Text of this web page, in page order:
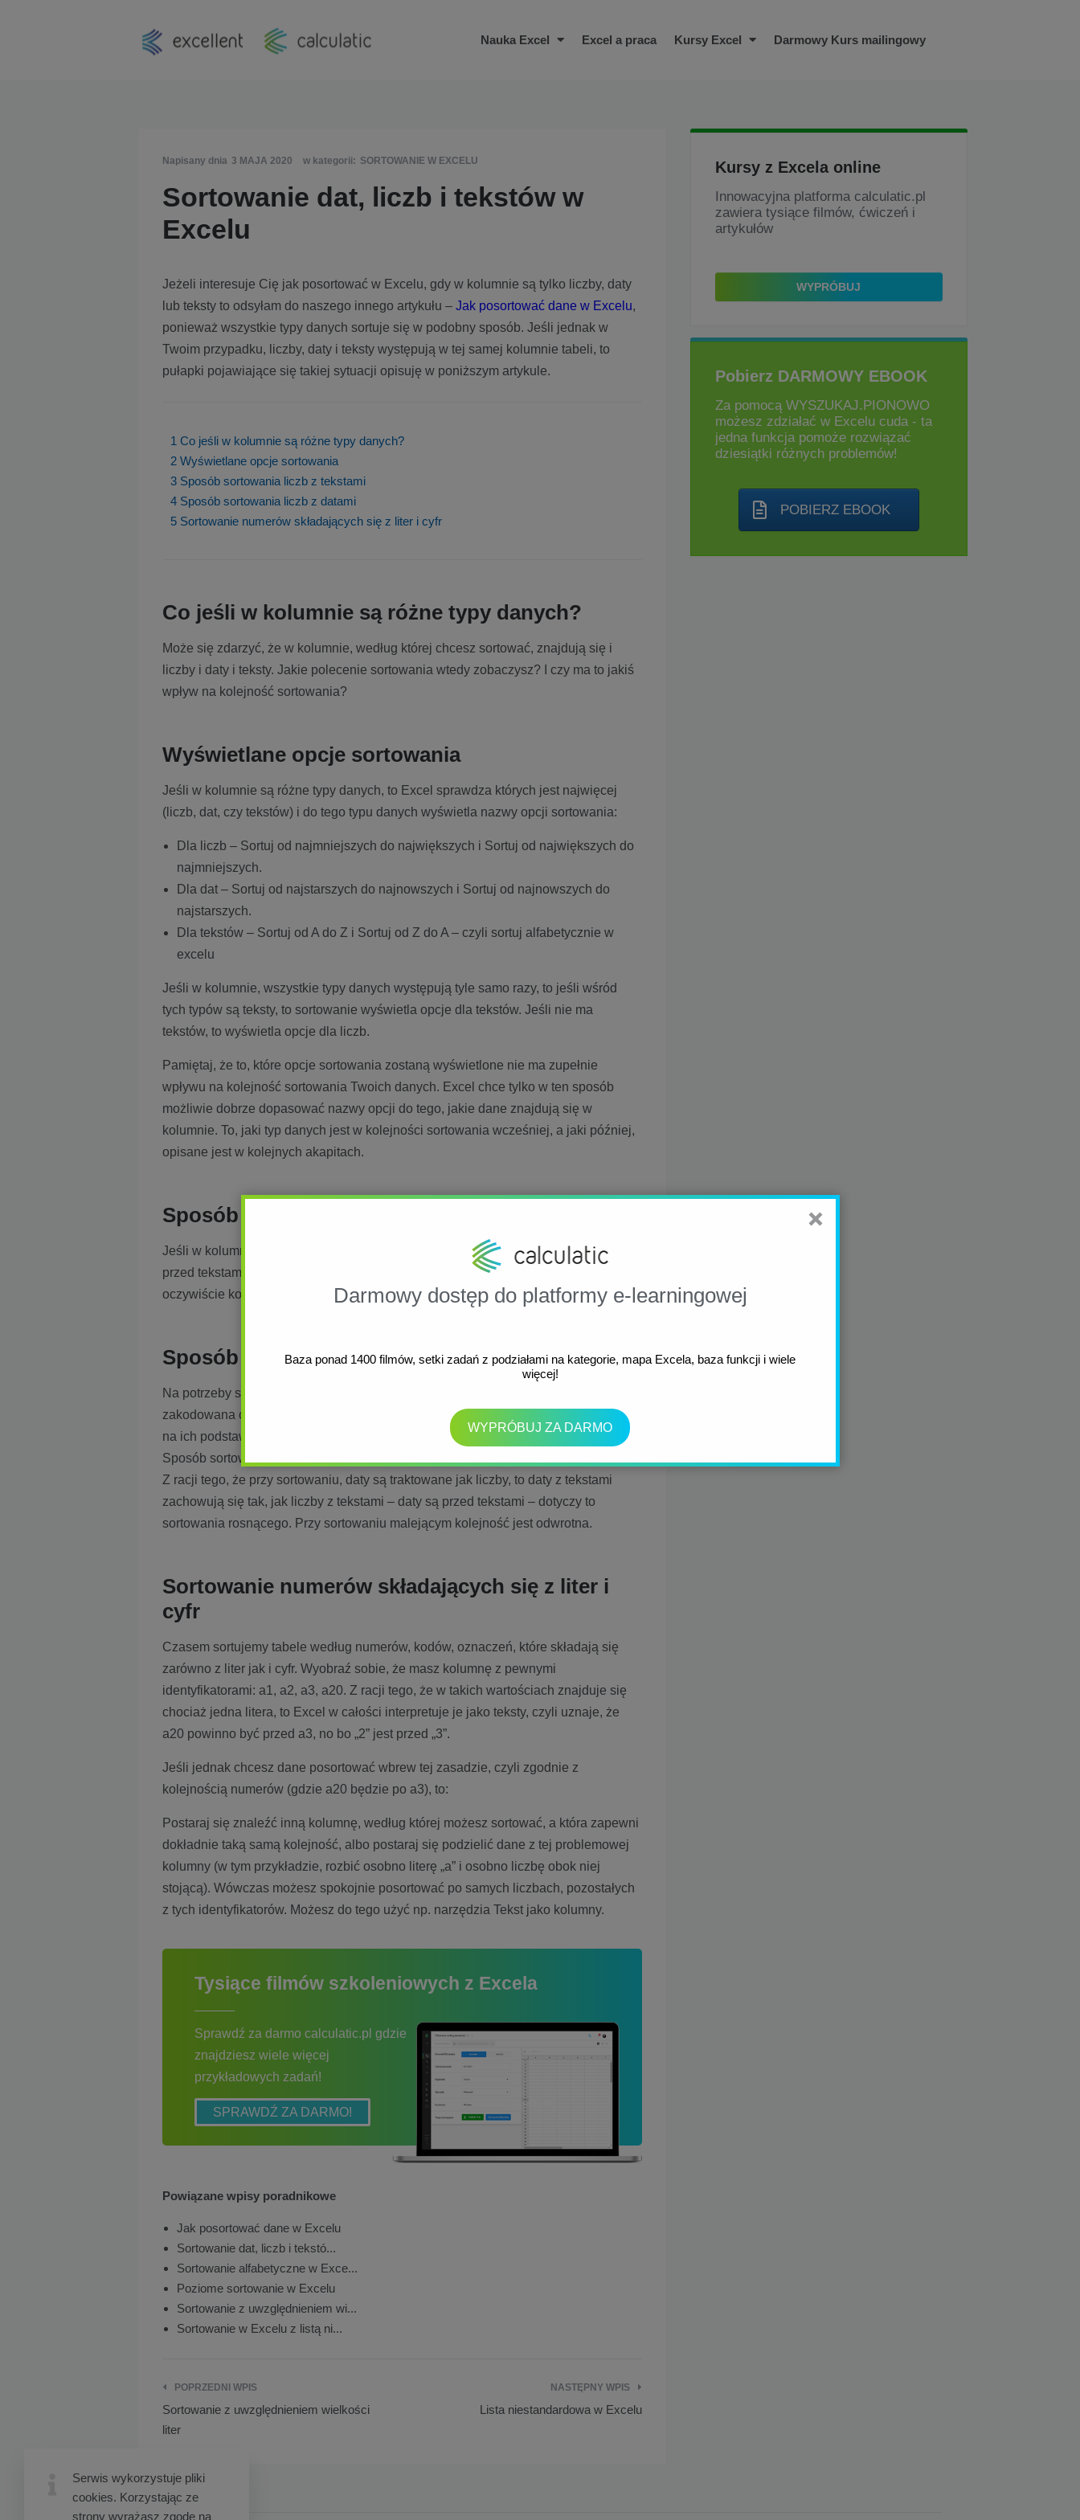
Nauka Excel Excel a praca Kursy Excel Darmowy Kurs mailingowy
Napisany dnia 3 MAJA 2020 w kategorii: SORTOWANIE W EXCELU
Sortowanie dat, liczb i tekstów w
Excelu
Jeżeli interesuje Cię jak posortować w Excelu, gdy w kolumnie są tylko liczby, daty
lub teksty to odsyłam do naszego innego artykułu – Jak posortować dane w Excelu,
ponieważ wszystkie typy danych sortuje się w podobny sposób. Jeśli jednak w
Twoim przypadku, liczby, daty i teksty występują w tej samej kolumnie tabeli, to
pułapki pojawiające się takiej sytuacji opisuję w poniższym artykule.
1 Co jeśli w kolumnie są różne typy danych?
2 Wyświetlane opcje sortowania
3 Sposób sortowania liczb z tekstami
4 Sposób sortowania liczb z datami
5 Sortowanie numerów składających się z liter i cyfr
Co jeśli w kolumnie są różne typy danych?
Może się zdarzyć, że w kolumnie, według której chcesz sortować, znajdują się i
liczby i daty i teksty. Jakie polecenie sortowania wtedy zobaczysz? I czy ma to jakiś
wpływ na kolejność sortowania?
Wyświetlane opcje sortowania
Jeśli w kolumnie są różne typy danych, to Excel sprawdza których jest najwięcej
(liczb, dat, czy tekstów) i do tego typu danych wyświetla nazwy opcji sortowania:
Dla liczb – Sortuj od najmniejszych do największych i Sortuj od największych do
najmniejszych.
Dla dat – Sortuj od najstarszych do najnowszych i Sortuj od najnowszych do
najstarszych.
Dla tekstów – Sortuj od A do Z i Sortuj od Z do A – czyli sortuj alfabetycznie w
excelu
Jeśli w kolumnie, wszystkie typy danych występują tyle samo razy, to jeśli wśród
tych typów są teksty, to sortowanie wyświetla opcje dla tekstów. Jeśli nie ma
tekstów, to wyświetla opcje dla liczb.
Pamiętaj, że to, które opcje sortowania zostaną wyświetlone nie ma zupełnie
wpływu na kolejność sortowania Twoich danych. Excel chce tylko w ten sposób
możliwie dobrze dopasować nazwy opcji do tego, jakie dane znajdują się w
kolumnie. To, jaki typ danych jest w kolejności sortowania wcześniej, a jaki później,
opisane jest w kolejnych akapitach.
Sposób sortowania liczb z tekstami
Jeśli w kolumnie znajdują się zarówno teksty, jak i liczby, to liczby umieszczane są
przed tekstami – dotyczy to sortowania rosnącego. Przy sortowaniu malejącym
oczywiście kolejność jest odwrotna.
Sposób sortowania liczb z datami
Na potrzeby sortowania, daty są traktowane jako liczby – każdej data jest
zakodowana odpowiednią liczbą. Te właśnie liczby są porównywane i ustalana jest
na ich podstawie kolejność.
Sposób sortowania tekstów z datami
Z racji tego, że przy sortowaniu, daty są traktowane jak liczby, to daty z tekstami
zachowują się tak, jak liczby z tekstami – daty są przed tekstami – dotyczy to
sortowania rosnącego. Przy sortowaniu malejącym kolejność jest odwrotna.
Sortowanie numerów składających się z liter i
cyfr
Czasem sortujemy tabele według numerów, kodów, oznaczeń, które składają się
zarówno z liter jak i cyfr. Wyobraź sobie, że masz kolumnę z pewnymi
identyfikatorami: a1, a2, a3, a20. Z racji tego, że w takich wartościach znajduje się
chociaż jedna litera, to Excel w całości interpretuje je jako teksty, czyli uznaje, że
a20 powinno być przed a3, no bo „2” jest przed „3”.
Jeśli jednak chcesz dane posortować wbrew tej zasadzie, czyli zgodnie z
kolejnością numerów (gdzie a20 będzie po a3), to:
Postaraj się znaleźć inną kolumnę, według której możesz sortować, a która zapewni
dokładnie taką samą kolejność, albo postaraj się podzielić dane z tej problemowej
kolumny (w tym przykładzie, rozbić osobno literę „a” i osobno liczbę obok niej
stojącą). Wówczas możesz spokojnie posortować po samych liczbach, pozostałych
z tych identyfikatorów. Możesz do tego użyć np. narzędzia Tekst jako kolumny.
Tysiące filmów szkoleniowych z Excela
Sprawdź za darmo calculatic.pl gdzie
znajdziesz wiele więcej
przykładowych zadań!
SPRAWDŹ ZA DARMO!
Powiązane wpisy poradnikowe
Jak posortować dane w Excelu
Sortowanie dat, liczb i tekstó...
Sortowanie alfabetyczne w Exce...
Poziome sortowanie w Excelu
Sortowanie z uwzględnieniem wi...
Sortowanie w Excelu z listą ni...
Nawigacja
POPRZEDNI WPIS
Sortowanie z uwzględnieniem wielkości
liter
NASTĘPNY WPIS
Lista niestandardowa w Excelu
Kursy z Excela online
Innowacyjna platforma calculatic.pl
zawiera tysiące filmów, ćwiczeń i
artykułów
WYPRÓBUJ
Pobierz DARMOWY EBOOK
Za pomocą WYSZUKAJ.PIONOWO
możesz zdziałać w Excelu cuda - ta
jedna funkcja pomoże rozwiązać
dziesiątki różnych problemów!
POBIERZ EBOOK
Serwis wykorzystuje pliki
cookies. Korzystając ze
strony wyrażasz zgodę na
Darmowy dostęp do platformy e-learningowej
Baza ponad 1400 filmów, setki zadań z podziałami na kategorie, mapa Excela, baza funkcji i wiele
więcej!
WYPRÓBUJ ZA DARMO